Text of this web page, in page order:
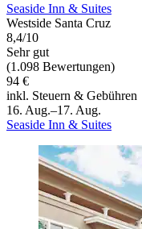
Seaside Inn & Suites
Westside Santa Cruz
8,4/10
Sehr gut
(1.098 Bewertungen)
94 €
inkl. Steuern & Gebühren
16. Aug.–17. Aug.
Seaside Inn & Suites